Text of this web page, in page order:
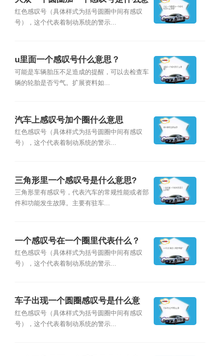
思？
红色感叹号（具体样式为括号圆圈中间有感叹
号），这个代表着制动系统的警示...
u里面一个感叹号什么意思？
可能是车辆胎压不足造成的提醒，可以去检查车
辆的轮胎是否亏气。扩展资料如...
汽车上感叹号加个圈什么意思
红色感叹号（具体样式为括号圆圈中间有感叹
号），这个代表着制动系统的警示...
三角形里一个感叹号是什么意思?
三角形里有感叹号，代表汽车的常规性能或者部
件和功能发生故障。主要有驻车...
一个感叹号在一个圈里代表什么？
红色感叹号（具体样式为括号圆圈中间有感叹
号），这个代表着制动系统的警示...
车子出现一个圆圈感叹号是什么意
思？
红色感叹号（具体样式为括号圆圈中间有感叹
号），这个代表着制动系统的警示...